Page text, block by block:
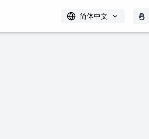
简体中文